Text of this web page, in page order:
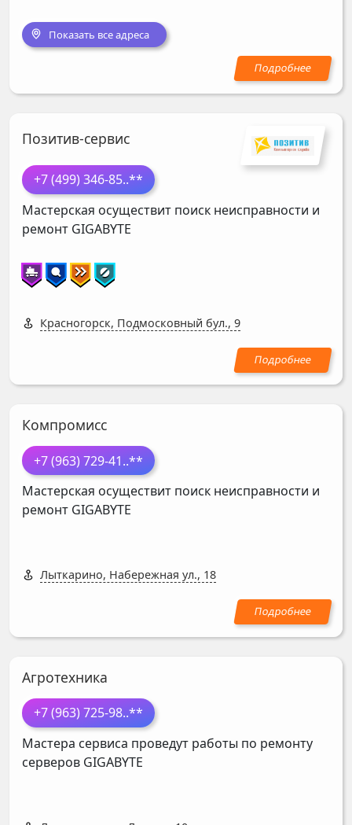
Показать все адреса
Позитив-сервис
+7 (499) 346-85..**
Мастерская осуществит поиск неисправности и
ремонт GIGABYTE
Красногорск, Подмосковный бул., 9
Компромисс
+7 (963) 729-41..**
Мастерская осуществит поиск неисправности и
ремонт GIGABYTE
Лыткарино, Набережная ул., 18
Агротехника
+7 (963) 725-98..**
Мастера сервиса проведут работы по ремонту
серверов GIGABYTE